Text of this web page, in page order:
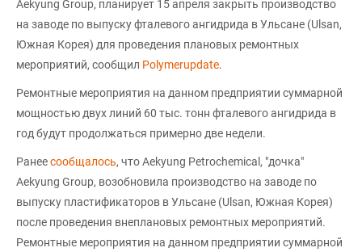
Aekyung Group, планирует 15 апреля закрыть производство
на заводе по выпуску фталевого ангидрида в Ульсане (Ulsan,
Южная Корея) для проведения плановых ремонтных
мероприятий, сообщил Polymerupdate.
Ремонтные мероприятия на данном предприятии суммарной
мощностью двух линий 60 тыс. тонн фталевого ангидрида в
год будут продолжаться примерно две недели.
Ранеесообщалось, что Aekyung Petrochemical, "дочка"
Aekyung Group, возобновила производство на заводе по
выпуску пластификаторов в Ульсане (Ulsan, Южная Корея)
после проведения внеплановых ремонтных мероприятий.
Ремонтные мероприятия на данном предприятии суммарной